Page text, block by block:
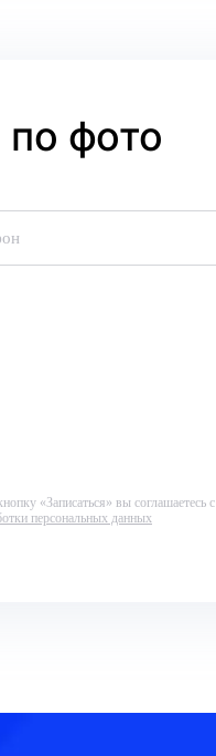
фото
«Записаться» вы соглашаетесь с
персональных данных